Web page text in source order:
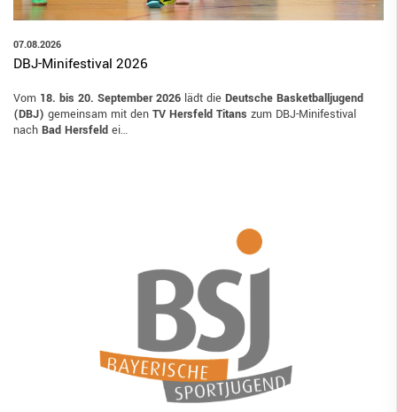
07.08.2026
DBJ-Minifestival 2026
Vom 18. bis 20. September 2026 lädt die Deutsche Basketballjugend
(DBJ) gemeinsam mit den TV Hersfeld Titans zum DBJ-Minifestival
nach Bad Hersfeld ei…